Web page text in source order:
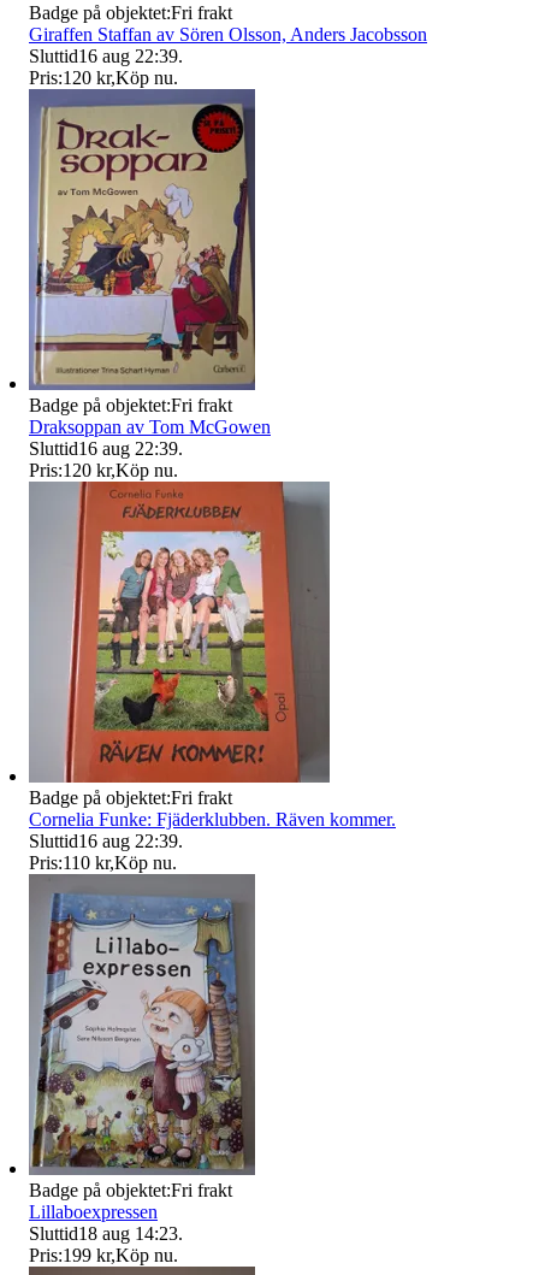
Badge på objektet:Fri frakt
Giraffen Staffan av Sören Olsson, Anders Jacobsson
Sluttid16 aug 22:39.
Pris:120 kr,Köp nu.
Badge på objektet:Fri frakt
Draksoppan av Tom McGowen
Sluttid16 aug 22:39.
Pris:120 kr,Köp nu.
Badge på objektet:Fri frakt
Cornelia Funke: Fjäderklubben. Räven kommer.
Sluttid16 aug 22:39.
Pris:110 kr,Köp nu.
Badge på objektet:Fri frakt
Lillaboexpressen
Sluttid18 aug 14:23.
Pris:199 kr,Köp nu.